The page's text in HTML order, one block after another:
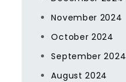
November 2024
October 2024
September 2024
August 2024